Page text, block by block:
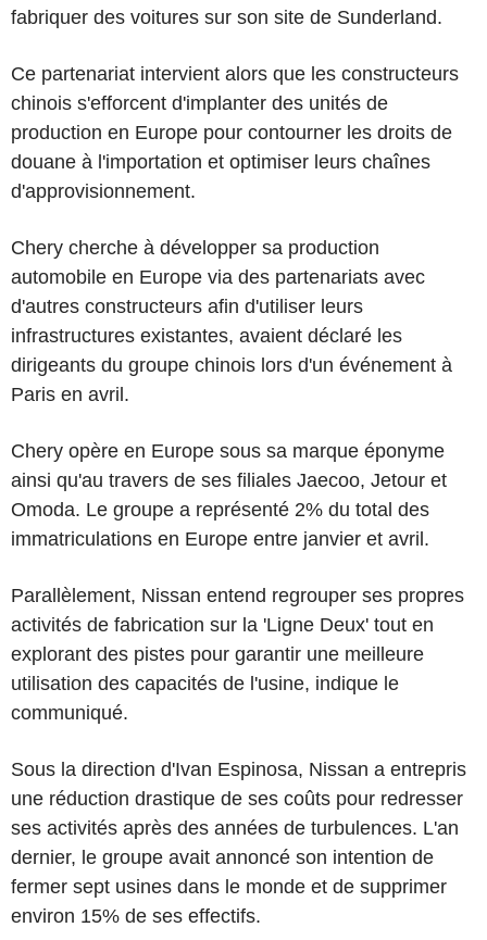
fabriquer des voitures sur son site de Sunderland.
Ce partenariat intervient alors que les constructeurs
chinois s'efforcent d'implanter des unités de
production en Europe pour contourner les droits de
douane à l'importation et optimiser leurs chaînes
d'approvisionnement.
Chery cherche à développer sa production
automobile en Europe via des partenariats avec
d'autres constructeurs afin d'utiliser leurs
infrastructures existantes, avaient déclaré les
dirigeants du groupe chinois lors d'un événement à
Paris en avril.
Chery opère en Europe sous sa marque éponyme
ainsi qu'au travers de ses filiales Jaecoo, Jetour et
Omoda. Le groupe a représenté 2% du total des
immatriculations en Europe entre janvier et avril.
Parallèlement, Nissan entend regrouper ses propres
activités de fabrication sur la 'Ligne Deux' tout en
explorant des pistes pour garantir une meilleure
utilisation des capacités de l'usine, indique le
communiqué.
Sous la direction d'Ivan Espinosa, Nissan a entrepris
une réduction drastique de ses coûts pour redresser
ses activités après des années de turbulences. L'an
dernier, le groupe avait annoncé son intention de
fermer sept usines dans le monde et de supprimer
environ 15% de ses effectifs.